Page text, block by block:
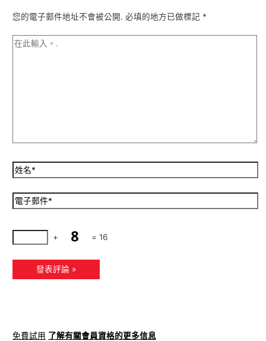
您的電子郵件地址不會被公開. 必填的地方已做標記 *
+ = 16
免費試用 了解有關會員資格的更多信息